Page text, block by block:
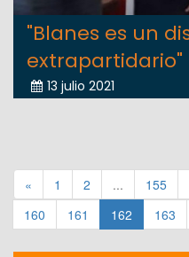
"Blanes es un
extrapartidario"
13 julio 2021
« 1 2 ... 155
160
161 162 163